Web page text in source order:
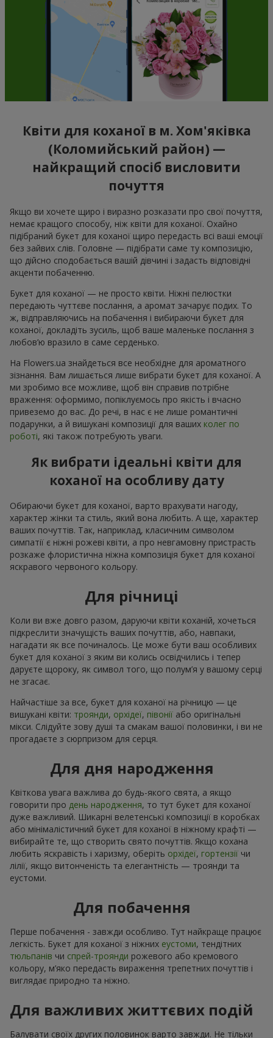
Квіти для коханої в м. Хом'яківка
(Коломийський район) —
найкращий спосіб висловити
почуття
Якщо ви хочете щиро і виразно розказати про свої почуття,
немає кращого способу, ніж квіти для коханої. Охайно
підібраний букет для коханої щиро передасть всі ваші емоції
без зайвих слів. Головне — підібрати саме ту композицію,
що дійсно сподобається вашій дівчині і задасть відповідні
акценти побаченню.
Букет для коханої — не просто квіти. Ніжні пелюстки
передають чуттєве послання, а аромат зачарує подих. То
ж, відправляючись на побачення і вибираючи букет для
коханої, докладіть зусиль, щоб ваше маленьке послання з
любов’ю вразило в саме серденько.
На Flowers.ua знайдеться все необхідне для ароматного
зізнання. Вам лишається лише вибрати букет для коханої. А
ми зробимо все можливе, щоб він справив потрібне
враження: оформимо, попіклуємось про якість і вчасно
привеземо до вас. До речі, в нас є не лише романтичні
подарунки, а й вишукані композиції для ваших колег по
роботі, які також потребують уваги.
Як вибрати ідеальні квіти для
коханої на особливу дату
Обираючи букет для коханої, варто врахувати нагоду,
характер жінки та стиль, який вона любить. А ще, характер
ваших почуттів. Так, наприклад, класичним символом
симпатії є ніжні рожеві квіти, а про невгамовну пристрасть
розкаже флористична ніжна композиція букет для коханої
яскравого червоного кольору.
Для річниці
Коли ви вже довго разом, даруючи квіти коханій, хочеться
підкреслити значущість ваших почуттів, або, навпаки,
нагадати як все починалось. Це може бути ваш особливих
букет для коханої з яким ви колись освідчились і тепер
даруєте щороку, як символ того, що полум’я у вашому серці
не згасає.
Найчастіше за все, букет для коханої на річницю — це
вишукані квіти: троянди, орхідеї, півонії або оригінальні
мікси. Слідуйте зову душі та смакам вашої половинки, і ви не
прогадаєте з сюрпризом для серця.
Для дня народження
Квіткова увага важлива до будь-якого свята, а якщо
говорити про день народження, то тут букет для коханої
дуже важливий. Шикарні велетенські композиції в коробках
або мінімалістичний букет для коханої в ніжному крафті —
вибирайте те, що створить свято почуттів. Якщо кохана
любить яскравість і харизму, оберіть орхідеї, гортензії чи
лілії, якщо витонченість та елегантність — троянди та
еустоми.
Для побачення
Перше побачення - завжди особливо. Тут найкраще працює
легкість. Букет для коханої з ніжних еустоми, тендітних
тюльпанів чи спрей-троянди рожевого або кремового
кольору, м’яко передасть вираження трепетних почуттів і
виглядає природно та ніжно.
Для важливих життєвих подій
Балувати своїх других половинок варто завжди. Не тільки